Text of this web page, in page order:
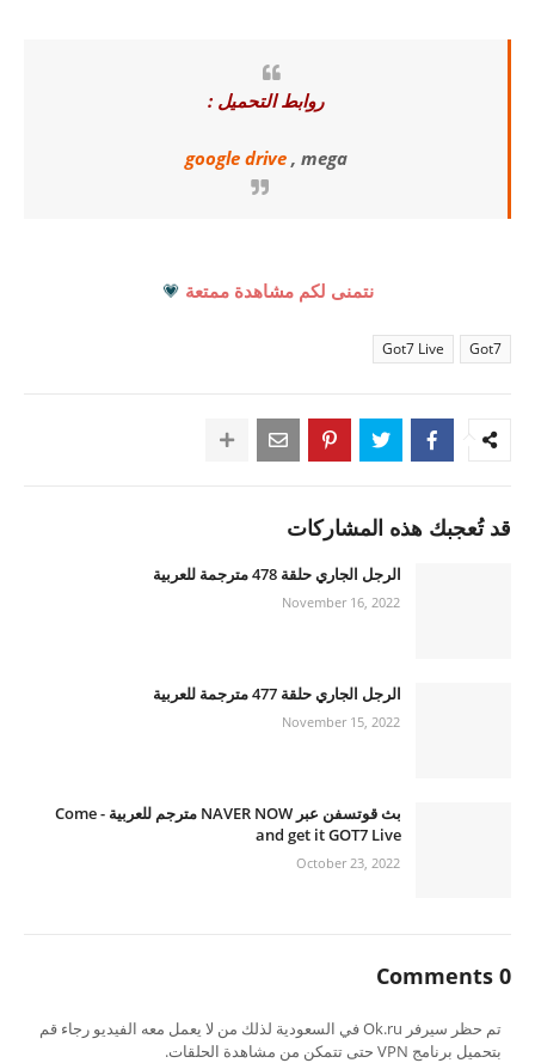
روابط التحميل :
google drive, mega
نتمنى لكم مشاهدة ممتعة 💗
Got7
Got7 Live
قد تُعجبك هذه المشاركات
الرجل الجاري حلقة 478 مترجمة للعربية
November 16, 2022
الرجل الجاري حلقة 477 مترجمة للعربية
November 15, 2022
بث قوتسفن عبر NAVER NOW مترجم للعربية - Come
and get it GOT7 Live
October 23, 2022
0 Comments
تم حظر سيرفر Ok.ru في السعودية لذلك من لا يعمل معه الفيديو رجاء قم
بتحميل برنامج VPN حتى تتمكن من مشاهدة الحلقات.